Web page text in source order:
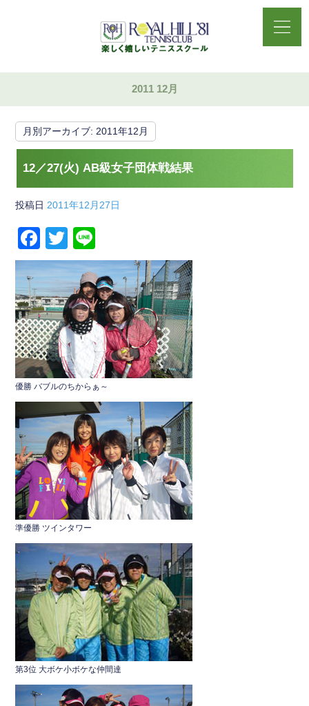
2011 12月
月別アーカイブ: 2011年12月
12／27(火) AB級女子団体戦結果
投稿日 2011年12月27日
F
a
c
e
b
o
o
k
T
wi
tt
er
n
e
優勝 バブルのちからぁ～
準優勝 ツインタワー
第3位 大ボケ小ボケな仲間達